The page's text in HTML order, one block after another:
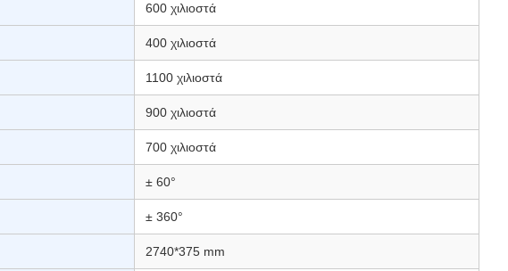
600 χιλιοστά
400 χιλιοστά
1100 χιλιοστά
900 χιλιοστά
700 χιλιοστά
± 60°
± 360°
2740*375 mm